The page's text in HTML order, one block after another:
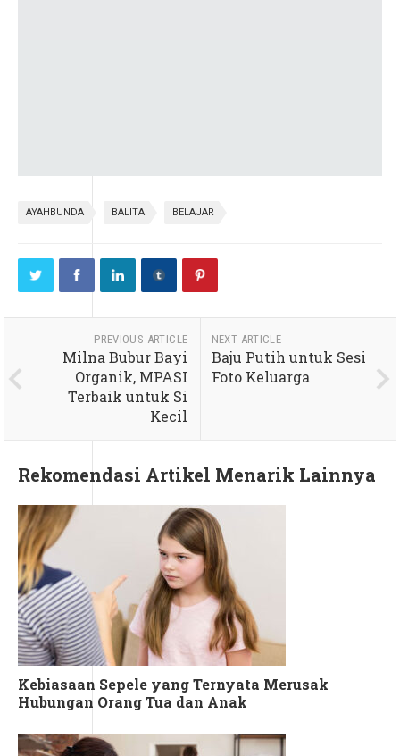
AYAHBUNDA BALITA BELAJAR
PREVIOUS ARTICLE
Milna Bubur Bayi
Organik, MPASI
Terbaik untuk Si
Kecil
NEXT ARTICLE
Baju Putih untuk Sesi
Foto Keluarga
Rekomendasi Artikel Menarik Lainnya
Kebiasaan Sepele yang Ternyata Merusak
Hubungan Orang Tua dan Anak